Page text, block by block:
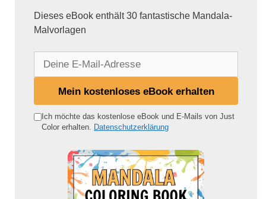
Dieses eBook enthält 30 fantastische Mandala-
Malvorlagen
e
Mein kostenloses eBook erhalten
Ich möchte das kostenlose eBook und E-Mails von Just
Color erhalten. Datenschutzerklärung